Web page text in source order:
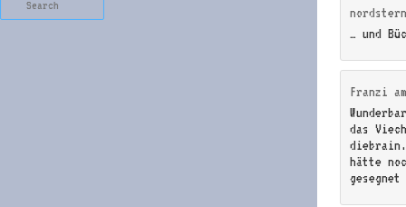
nordstern
… und
Franzi
das
hätte